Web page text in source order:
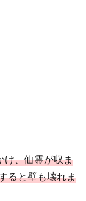
け、仙霊が収ま
ると壁も壊れま